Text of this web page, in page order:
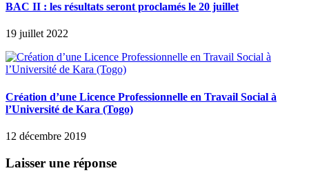
BAC II : les résultats seront proclamés le 20 juillet
19 juillet 2022
Création d’une Licence Professionnelle en Travail Social à
l’Université de Kara (Togo)
12 décembre 2019
Laisser une réponse